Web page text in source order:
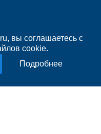
вы соглашаетесь с
cookie.
Подробнее